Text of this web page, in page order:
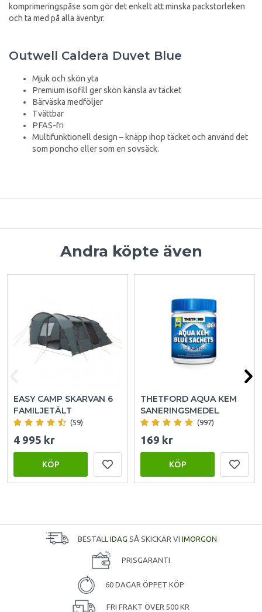
komprimeringspåse som gör det enkelt att minska packstorleken
och ta med på alla äventyr.
Outwell Caldera Duvet Blue
Mjuk och skön yta
Premium isofill ger skön känsla av täcket
Bärväska medföljer
Tvättbar
PFAS-fri
Multifunktionell design – knäpp ihop täcket och använd det
som poncho eller som en sovsäck.
Andra köpte även
EASY CAMP SKARVAN 6
FAMILJETÄLT
(59)
4 995 kr
KÖP
THETFORD AQUA KEM
SANERINGSMEDEL
(997)
169 kr
KÖP
BESTÄLL IDAG SÅ SKICKAR VI IMORGON
PRISGARANTI
60 DAGAR ÖPPET KÖP
FRI FRAKT ÖVER 500 KR